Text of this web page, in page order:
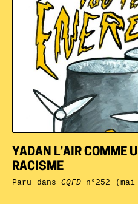
YADAN L’AIR COMME
RACISME
Paru dansCQFDn°252 (mai